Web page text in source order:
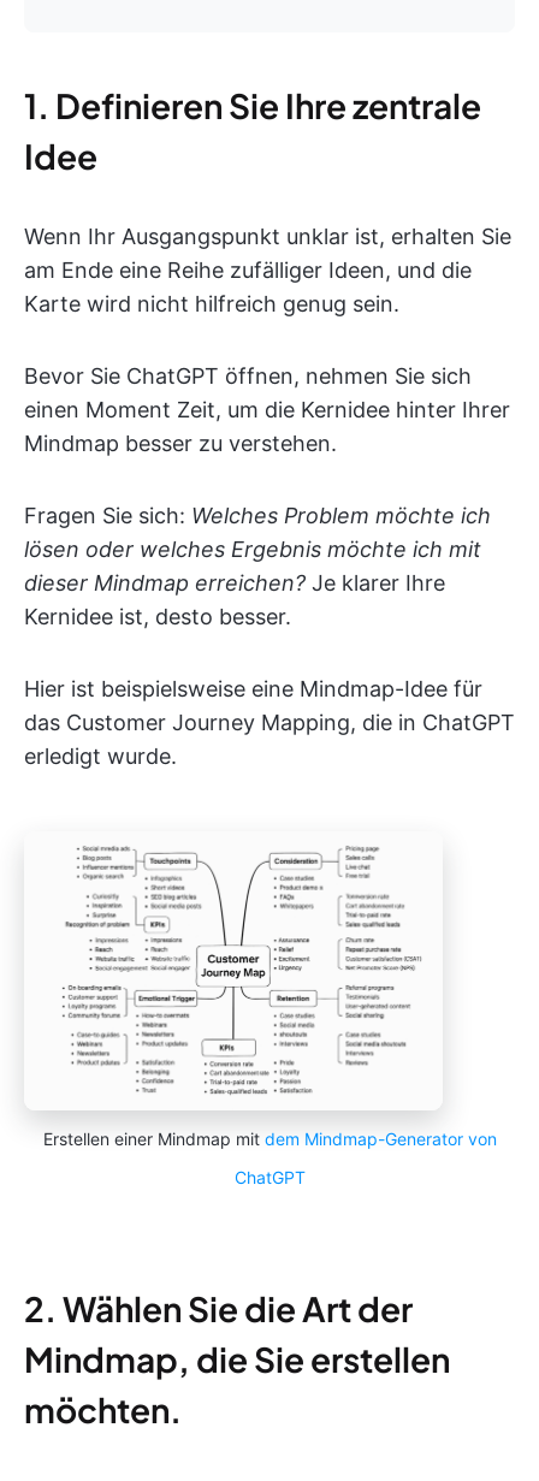
1. Definieren Sie Ihre zentrale
Idee
Wenn Ihr Ausgangspunkt unklar ist, erhalten Sie
am Ende eine Reihe zufälliger Ideen, und die
Karte wird nicht hilfreich genug sein.
Bevor Sie ChatGPT öffnen, nehmen Sie sich
einen Moment Zeit, um die Kernidee hinter Ihrer
Mindmap besser zu verstehen.
Fragen Sie sich: Welches Problem möchte ich
lösen oder welches Ergebnis möchte ich mit
dieser Mindmap erreichen? Je klarer Ihre
Kernidee ist, desto besser.
Hier ist beispielsweise eine Mindmap-Idee für
das Customer Journey Mapping, die in ChatGPT
erledigt wurde.
Erstellen einer Mindmap mit dem Mindmap-Generator von
ChatGPT
2. Wählen Sie die Art der
Mindmap, die Sie erstellen
möchten.